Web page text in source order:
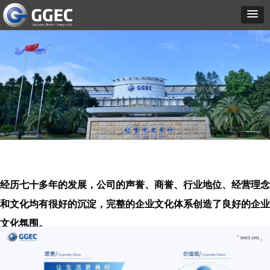
经历七十多年的发展，公司的声誉、商誉、行业地位、经营理念
和文化均有很好的沉淀，完整的企业文化体系创造了良好的企业
文化氛围。
公司先后被广州市委宣传部评选为广州市企业文化示范基地和广
州市优秀文化企业。